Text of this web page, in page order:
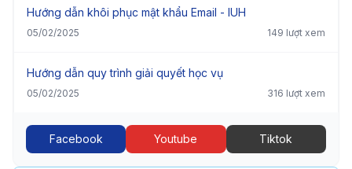
Hướng dẫn khôi phục mật khẩu Email - IUH
05/02/2025 149 lượt xem
Hướng dẫn quy trình giải quyết học vụ
05/02/2025 316 lượt xem
Facebook Youtube Tiktok